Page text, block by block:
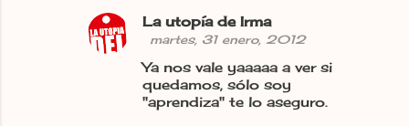
La utopía de Irma
martes, 31 enero, 2012
Ya nos vale yaaaaa a ver si
quedamos, sólo soy
"aprendiza" te lo aseguro.